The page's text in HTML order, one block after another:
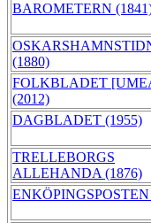
BAROMETERN
(1880)
FOLKBLADET
(2012)
DAGBLADET (1955)
TRELLEBORGS
ALLEHANDA (1876)
ENKÖPINGSPOSTEN